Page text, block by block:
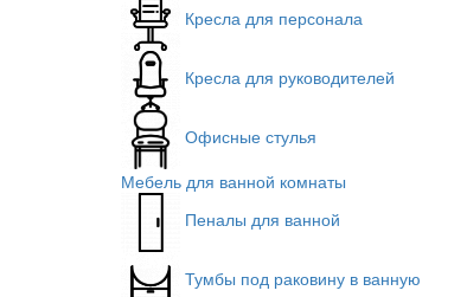
Кресла для персонала
Кресла для руководителей
Офисные стулья
Мебель для ванной комнаты
Пеналы для ванной
Тумбы под раковину в ванную